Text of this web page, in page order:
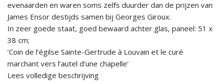
evenaarden en waren soms zelfs duurder dan de prijzen van
James Ensor destijds samen bij Georges Giroux.
In zeer goede staat, goed bewaard achter glas, paneel: 51 x
38 cm;
‘Coin de l’égilse Sainte-Gertrude à Louvain et le curé
marchant vers l’autel d’une chapelle’
Lees volledige beschrijving